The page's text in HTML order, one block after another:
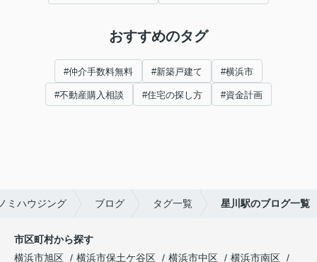
おすすめのタグ
#仲介手数料無料 #新築戸建て #横浜市
#不動産購入相談 #住宅の探し方 #資金計画
ミハウジング ブログ タグ一覧 星川駅のブログ一覧
市区町村から探す
横浜市旭区
横浜市保土ケ谷区 横浜市中区
横浜市南区